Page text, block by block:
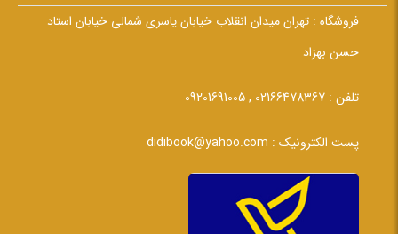
فروشگاه : تهران میدان انقلاب خیابان یاسری شمالی خیابان استاد
حسن بهزاد
تلفن : 02166478367 , 09201691005
پست الکترونیک : didibook@yahoo.com